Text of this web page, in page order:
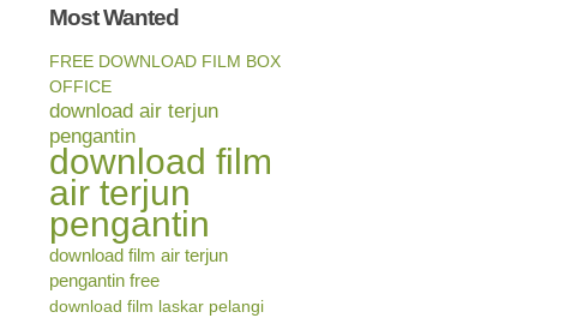
Most Wanted
FREE DOWNLOAD FILM BOX
OFFICE
download air terjun
pengantin
download film
air terjun
pengantin
download film air terjun
pengantin free
download film laskar pelangi